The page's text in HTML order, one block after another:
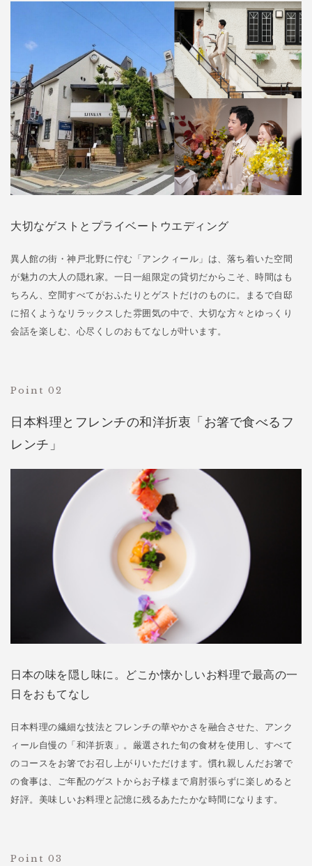
大切なゲストとプライベートウエディング
異人館の街・神戸北野に佇む「アンクィール」は、落ち着いた空間
が魅力の大人の隠れ家。一日一組限定の貸切だからこそ、時間はも
ちろん、空間すべてがおふたりとゲストだけのものに。まるで自邸
に招くようなリラックスした雰囲気の中で、大切な方々とゆっくり
会話を楽しむ、心尽くしのおもてなしが叶います。
Point 02
日本料理とフレンチの和洋折衷「お箸で食べるフ
レンチ」
日本の味を隠し味に。どこか懐かしいお料理で最高の一
日をおもてなし
日本料理の繊細な技法とフレンチの華やかさを融合させた、アンク
ィール自慢の「和洋折衷」。厳選された旬の食材を使用し、すべて
のコースをお箸でお召し上がりいただけます。慣れ親しんだお箸で
の食事は、ご年配のゲストからお子様まで肩肘張らずに楽しめると
好評。美味しいお料理と記憶に残るあたたかな時間になります。
Point 03